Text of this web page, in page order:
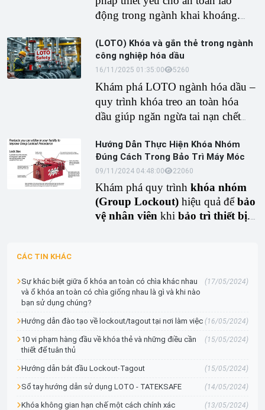
động trong ngành khai khoáng.
LOTO trong khai thác mỏ, quy
trình triển khai, thiết bị khóa treo
LOTO cho mỏ than và lợi ích giảm
tai nạn. Áp dụng LOTO ngành
khai khoáng ngay để bảo vệ người
lao động và máy móc khai khoáng
(LOTO) Khóa và gắn thẻ trong ngành
công nghiệp hóa dầu
16/11/2025 01:35:00 5260
Khám phá LOTO ngành hóa dầu –
quy trình khóa treo an toàn hóa
dầu giúp ngăn ngừa tai nạn chết
hiểu thiết bị Lockout Tagout cho
ngành hóa chất, tiêu chuẩn OSHA
và ISO, cùng giải pháp bộ khóa
van an toàn cho nhà máy dầu khí.
Áp dụng ngay để bảo vệ lao động
và tuân thủ pháp lý.
Hướng Dẫn Thực Hiện Khóa Nhóm
Đúng Cách Trong Bảo Trì Máy Móc
09/11/2024 04:48:00 22060
Khám phá quy trìnhkhóa nhóm
(Group Lockout) hiệu quả đểbảo
vệ nhân viên khibảo trì thiết bị.
CÁC TIN KHÁC
Sự khác biệt giữa ổ khóa an toàn có chìa khác nhau
và ổ khóa an toàn có chìa giống nhau là gì và khi nào
bạn sử dụng chúng?
(17/05/2024)
Hướng dẫn đào tạo về lockout/tagout tại nơi làm việc (16/05/2024)
10 vi phạm hàng đầu về khóa thẻ và những điều cần
thiết để tuân thủ
(15/05/2024)
Hướng dẫn bắt đầu Lockout-Tagout (15/05/2024)
Sổ tay hướng dẫn sử dụng LOTO - TATEKSAFE (14/05/2024)
Khóa không gian hạn chế một cách chính xác (13/05/2024)